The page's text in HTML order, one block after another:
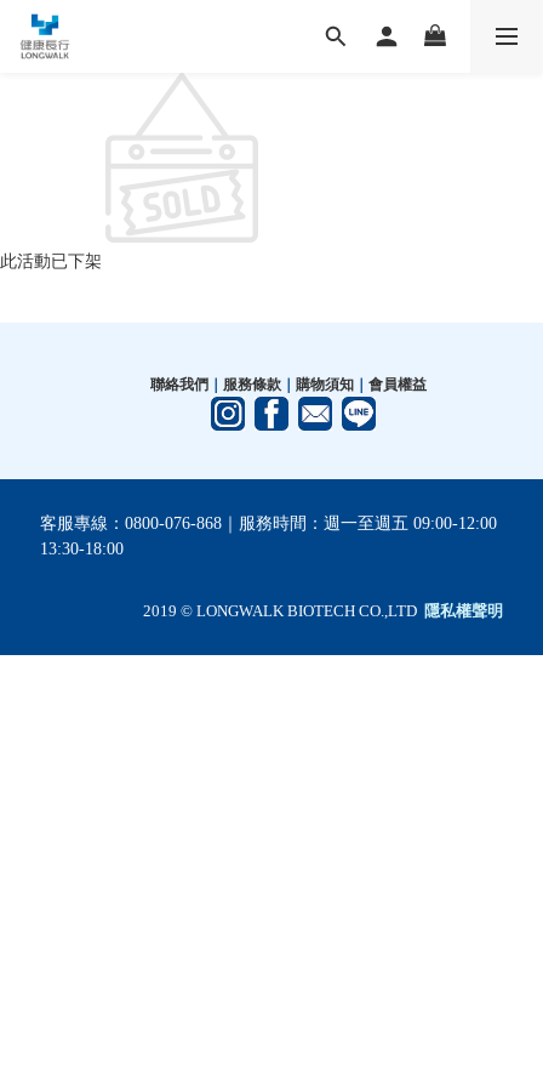
此活動已下架
聯絡我們 服務條款｜ 購物須知｜ 會員權益
客服專線：0800-076-868｜服務時間：週一至週五 09:00-12:00
13:30-18:00
2019 © LONGWALK BIOTECH CO.,LTD 隱私權聲明